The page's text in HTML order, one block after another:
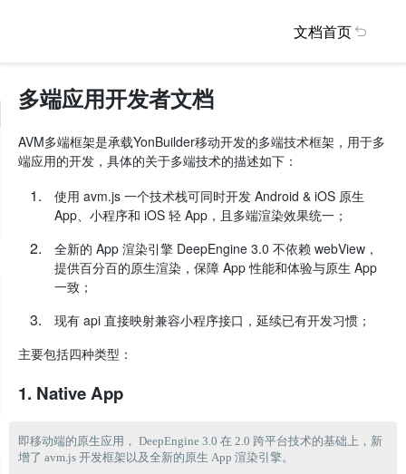
文档首页
多端应用开发者文档
AVM多端框架是承载YonBuilder移动开发的多端技术框架，用于多
端应用的开发，具体的关于多端技术的描述如下：
使用 avm.js 一个技术栈可同时开发 Android & iOS 原生
App、小程序和 iOS 轻 App，且多端渲染效果统一；
全新的 App 渲染引擎 DeepEngine 3.0 不依赖 webView，
提供百分百的原生渲染，保障 App 性能和体验与原生 App
一致；
现有 api 直接映射兼容小程序接口，延续已有开发习惯；
主要包括四种类型：
1. Native App
即移动端的原生应用， DeepEngine 3.0 在 2.0 跨平台技术的基础上，新
增了 avm.js 开发框架以及全新的原生 App 渲染引擎。